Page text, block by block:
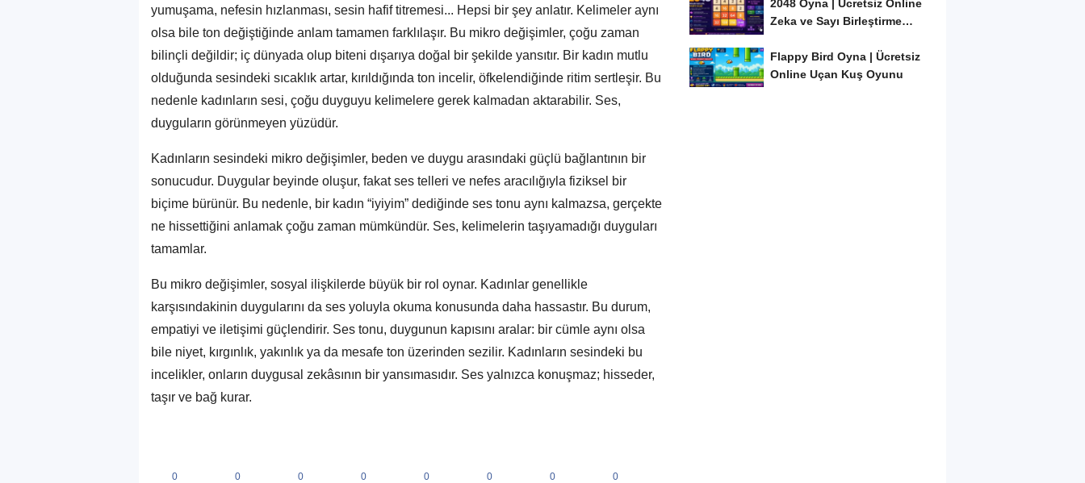
yumuşama, nefesin hızlanması, sesin hafif titremesi... Hepsi bir şey anlatır. Kelimeler aynı
olsa bile ton değiştiğinde anlam tamamen farklılaşır. Bu mikro değişimler, çoğu zaman
bilinçli değildir; iç dünyada olup biteni dışarıya doğal bir şekilde yansıtır. Bir kadın mutlu
olduğunda sesindeki sıcaklık artar, kırıldığında ton incelir, öfkelendiğinde ritim sertleşir. Bu
nedenle kadınların sesi, çoğu duyguyu kelimelere gerek kalmadan aktarabilir. Ses,
duyguların görünmeyen yüzüdür.
Kadınların sesindeki mikro değişimler, beden ve duygu arasındaki güçlü bağlantının bir
sonucudur. Duygular beyinde oluşur, fakat ses telleri ve nefes aracılığıyla fiziksel bir
biçime bürünür. Bu nedenle, bir kadın “iyiyim” dediğinde ses tonu aynı kalmazsa, gerçekte
ne hissettiğini anlamak çoğu zaman mümkündür. Ses, kelimelerin taşıyamadığı duyguları
tamamlar.
Bu mikro değişimler, sosyal ilişkilerde büyük bir rol oynar. Kadınlar genellikle
karşısındakinin duygularını da ses yoluyla okuma konusunda daha hassastır. Bu durum,
empatiyi ve iletişimi güçlendirir. Ses tonu, duygunun kapısını aralar: bir cümle aynı olsa
bile niyet, kırgınlık, yakınlık ya da mesafe ton üzerinden sezilir. Kadınların sesindeki bu
incelikler, onların duygusal zekâsının bir yansımasıdır. Ses yalnızca konuşmaz; hisseder,
taşır ve bağ kurar.
2048 Oyna | Ücretsiz Online
Zeka ve Sayı Birleştirme
Flappy Bird Oyna | Ücretsiz
Online Uçan Kuş Oyunu